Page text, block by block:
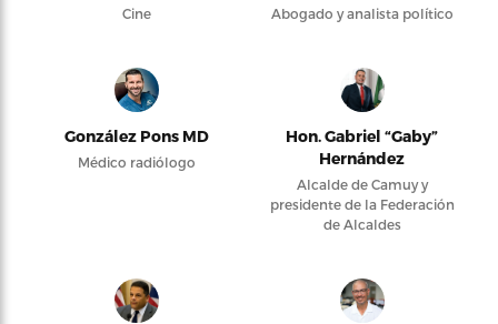
Cine Abogado y analista político
González Pons MD
Médico radiólogo
Hon. Gabriel “Gaby”
Hernández
Alcalde de Camuy y
presidente de la Federación
de Alcaldes